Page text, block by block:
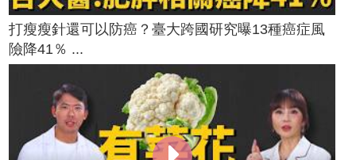
打瘦瘦針還可以防癌？臺大跨國研究曝13種癌症風
險降41％ ...